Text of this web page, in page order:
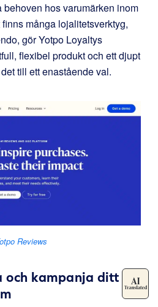
hos varumärken inom
många lojalitetsverktyg,
gör Yotpo Loyaltys
flexibel produkt och ett djupt
till ett enastående val.
Reviews
och kampanja ditt